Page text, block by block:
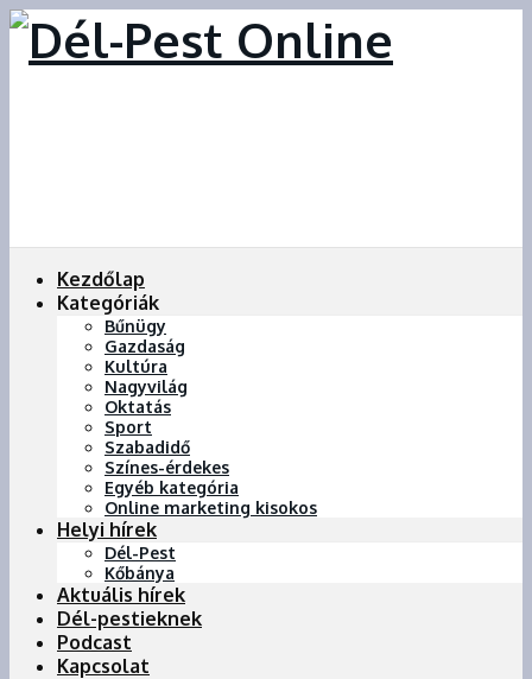
Kezdőlap
Kategóriák
Bűnügy
Gazdaság
Kultúra
Nagyvilág
Oktatás
Sport
Szabadidő
Színes-érdekes
Egyéb kategória
Online marketing kisokos
Helyi hírek
Dél-Pest
Kőbánya
Aktuális hírek
Dél-pestieknek
Podcast
Kapcsolat